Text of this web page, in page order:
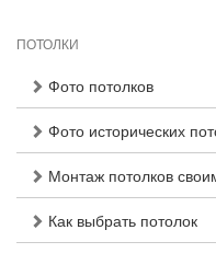
ПОТОЛКИ
Фото потолков
Фото исторических
Монтаж потолков
Как выбрать потолок